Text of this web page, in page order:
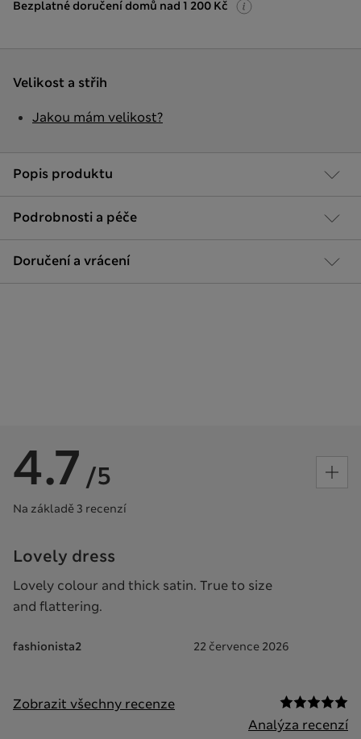
Bezplatné doručení domů nad 1 200 Kč
Popis produktu
Podrobnosti a péče
Doručení a vrácení
Velikost a střih
Jakou mám velikost?
4.7 /5
Na základě 3 recenzí
Lovely dress
Lovely colour and thick satin. True to size
and flattering.
fashionista2 22 července 2026
Zobrazit všechny recenze
Analýza recenzí